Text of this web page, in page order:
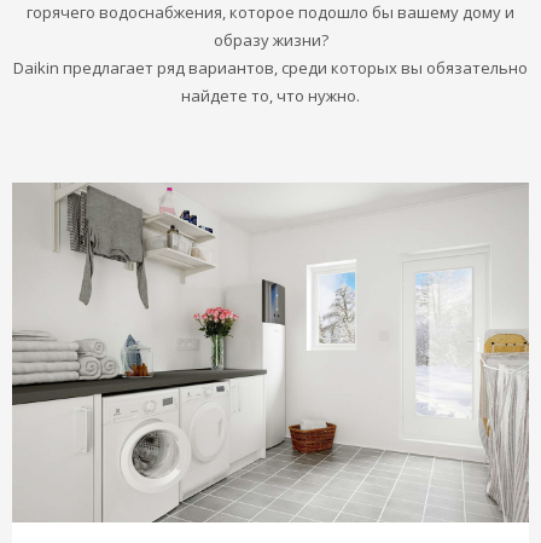
горячего водоснабжения, которое подошло бы вашему дому и
образу жизни?
Daikin предлагает ряд вариантов, среди которых вы обязательно
найдете то, что нужно.